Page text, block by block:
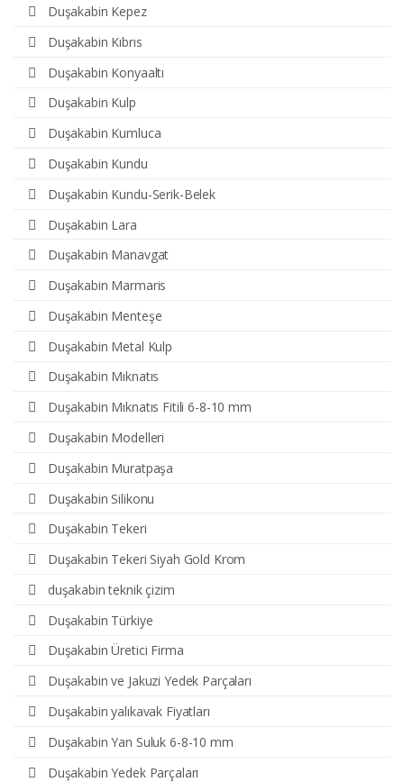
Duşakabin Kepez
Duşakabin Kıbrıs
Duşakabin Konyaaltı
Duşakabin Kulp
Duşakabin Kumluca
Duşakabin Kundu
Duşakabin Kundu-Serik-Belek
Duşakabin Lara
Duşakabin Manavgat
Duşakabin Marmaris
Duşakabin Menteşe
Duşakabin Metal Kulp
Duşakabin Mıknatıs
Duşakabin Mıknatıs Fitili 6-8-10 mm
Duşakabin Modelleri
Duşakabin Muratpaşa
Duşakabin Silikonu
Duşakabin Tekeri
Duşakabin Tekeri Siyah Gold Krom
duşakabin teknik çizim
Duşakabin Türkiye
Duşakabin Üretici Firma
Duşakabin ve Jakuzi Yedek Parçaları
Duşakabin yalıkavak Fiyatları
Duşakabin Yan Suluk 6-8-10 mm
Duşakabin Yedek Parçaları